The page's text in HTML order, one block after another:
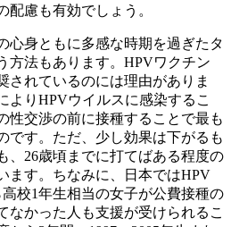
配慮も有効でしょう。
身ともに多感な時期を過ぎたタ
方法もあります。HPVワクチン
されているのには理由がありま
よりHPVウイルスに感染するこ
性交渉の前に接種することで最も
です。ただ、少し効果は下がるも
、26歳頃までに打てばある程度の
ます。ちなみに、日本ではHPV
校1年生相当の女子が公費接種の
なかった人も支援が受けられるこ